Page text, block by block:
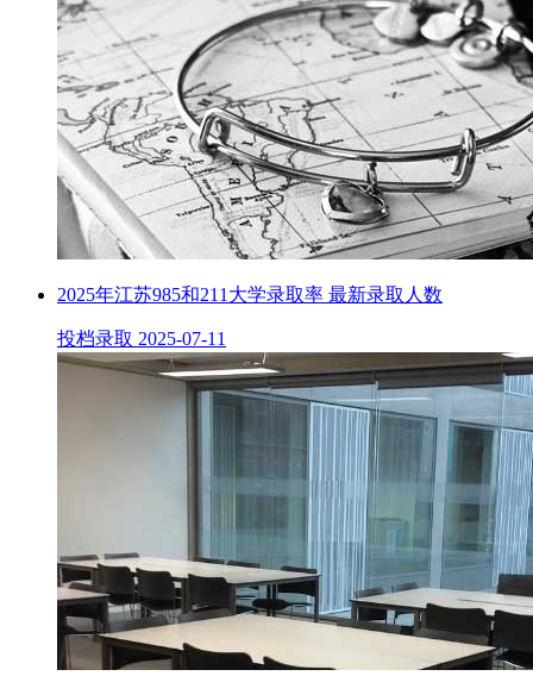
2025年江苏985和211大学录取率 最新录取人数
投档录取 2025-07-11